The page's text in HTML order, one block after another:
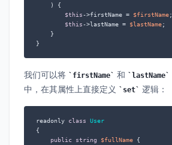
)
{
$this->firstName = $firstName;
$this->lastName = $lastName;
    }
}
我们可以将 firstName 和 lastName
中，在其属性上直接定义
set 逻辑：
readonly class
User
{
public
string $fullName {